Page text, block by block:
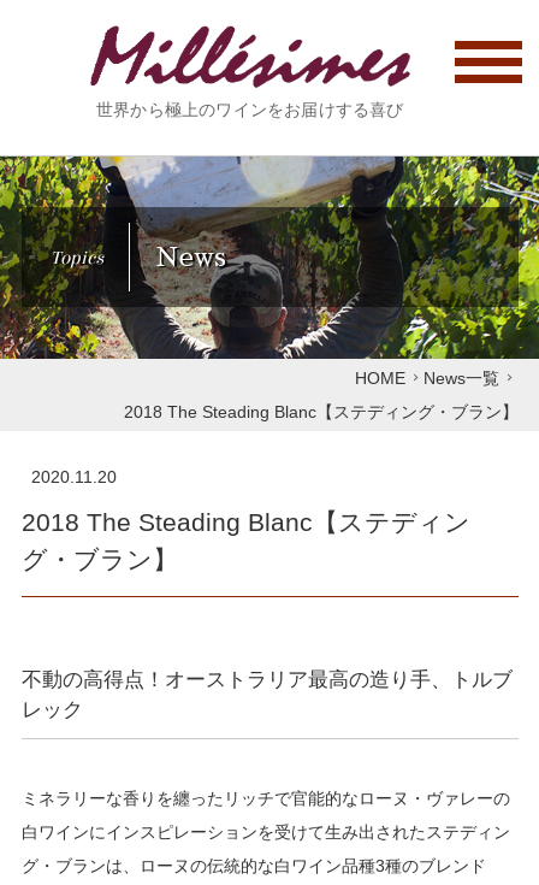
世界から極上のワインをお届けする喜び
Topics News
HOME
News一覧
2018 The Steading Blanc【ステディング・ブラン】
2020.11.20
2018 The Steading Blanc【ステディン
グ・ブラン】
不動の高得点！オーストラリア最高の造り手、トルブ
レック
ミネラリーな香りを纏ったリッチで官能的なローヌ・ヴァレーの
白ワインにインスピレーションを受けて生み出されたステディン
グ・ブランは、ローヌの伝統的な白ワイン品種3種のブレンド